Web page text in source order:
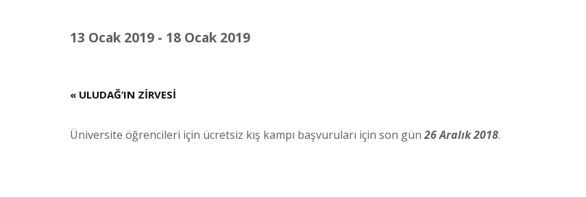
13 Ocak 2019 - 18 Ocak 2019
« ULUDAĞ’IN ZİRVESİ
Üniversite öğrencileri için ücretsiz kış kampı başvuruları için son gün26 Aralık 2018.